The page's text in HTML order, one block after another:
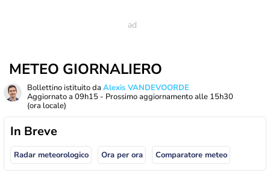
METEO GIORNALIERO
Bollettino istituito da Alexis VANDEVOORDE
Aggiornato a 09h15 - Prossimo aggiornamento alle 15h30
(ora locale)
In Breve
Radar meteorologico Ora per ora Comparatore meteo